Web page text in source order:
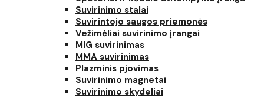
Suvirinimo stalai
Suvirintojo saugos priemonės
Vežimėliai suvirinimo įrangai
MIG suvirinimas
MMA suvirinimas
Plazminis pjovimas
Suvirinimo magnetai
Suvirinimo skydeliai